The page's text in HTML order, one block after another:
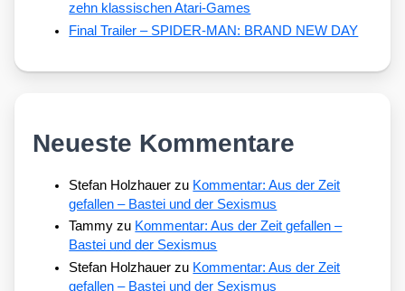
zehn klassischen Atari-Games
Final Trailer – SPIDER-MAN: BRAND NEW DAY
Neueste Kommentare
Stefan Holzhauer zu Kommentar: Aus der Zeit
gefallen – Bastei und der Sexismus
Tammy zu Kommentar: Aus der Zeit gefallen –
Bastei und der Sexismus
Stefan Holzhauer zu Kommentar: Aus der Zeit
gefallen – Bastei und der Sexismus